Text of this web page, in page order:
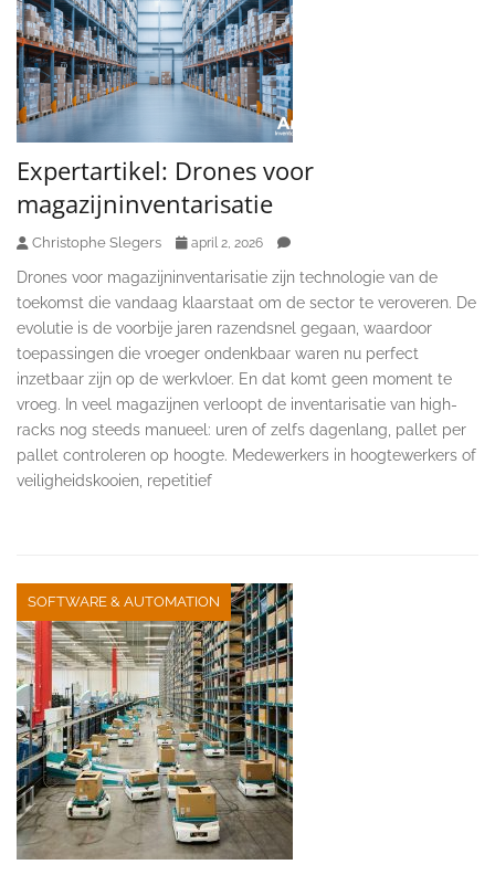
Expertartikel: Drones voor
magazijninventarisatie
Christophe Slegers april 2, 2026
Drones voor magazijninventarisatie zijn technologie van de
toekomst die vandaag klaarstaat om de sector te veroveren. De
evolutie is de voorbije jaren razendsnel gegaan, waardoor
toepassingen die vroeger ondenkbaar waren nu perfect
inzetbaar zijn op de werkvloer. En dat komt geen moment te
vroeg. In veel magazijnen verloopt de inventarisatie van high-
racks nog steeds manueel: uren of zelfs dagenlang, pallet per
pallet controleren op hoogte. Medewerkers in hoogtewerkers of
veiligheidskooien, repetitief
SOFTWARE & AUTOMATION